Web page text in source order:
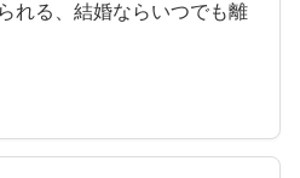
れる、結婚ならいつでも離